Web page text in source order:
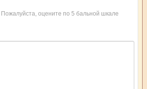
Пожалуйста, оцените по 5 бальной шкале